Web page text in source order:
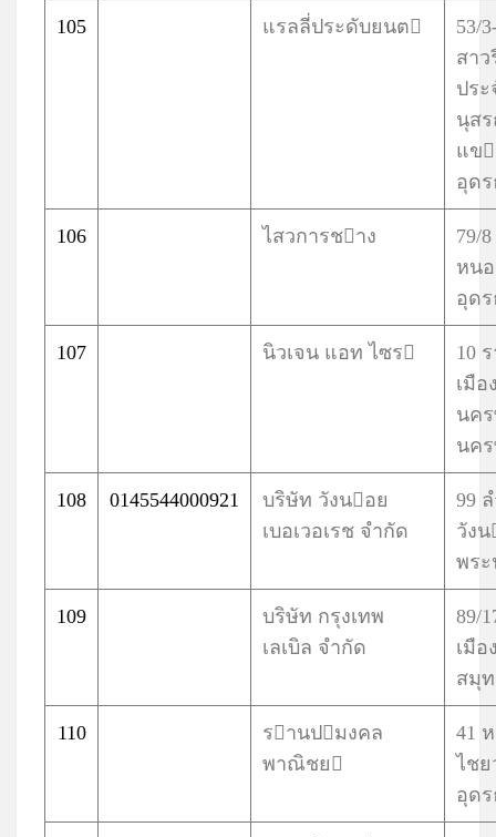
105 แรลลี่ประดับยนต
53/
สา
ปร
นุส
แข
อุด
106 ไสวการชาง
79/
หน
อุด
107 นิวเจน แอท ไซร
10
เมือ
นค
นค
108 0145544000921
บริษัท วังนอย
เบอเวอเรช จำกัด
99
วัง
พร
109
บริษัท กรุงเทพ
เลเบิล จำกัด
89/
เมื
สมุ
110
รานปมงคล
พาณิชย
41
ไชย
อุด